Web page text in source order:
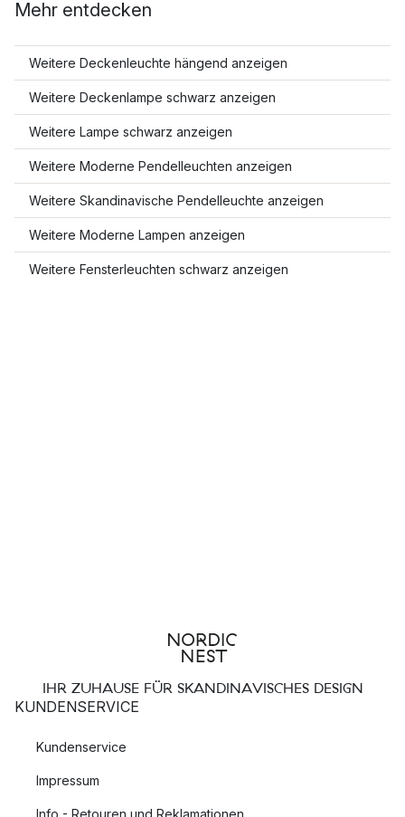
Mehr entdecken
Weitere Deckenleuchte hängend anzeigen
Weitere Deckenlampe schwarz anzeigen
Weitere Lampe schwarz anzeigen
Weitere Moderne Pendelleuchten anzeigen
Weitere Skandinavische Pendelleuchte anzeigen
Weitere Moderne Lampen anzeigen
Weitere Fensterleuchten schwarz anzeigen
IHR ZUHAUSE FÜR SKANDINAVISCHES DESIGN
KUNDENSERVICE
Kundenservice
Impressum
Info - Retouren und Reklamationen